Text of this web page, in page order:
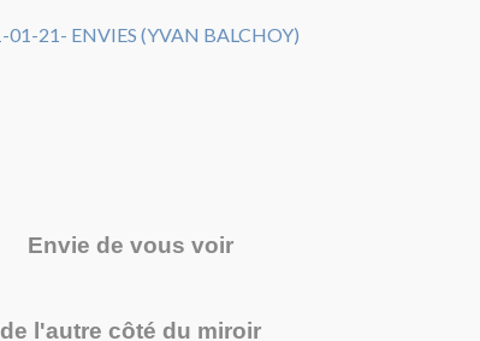
Envie de vous voir
de l'autre côté du miroir